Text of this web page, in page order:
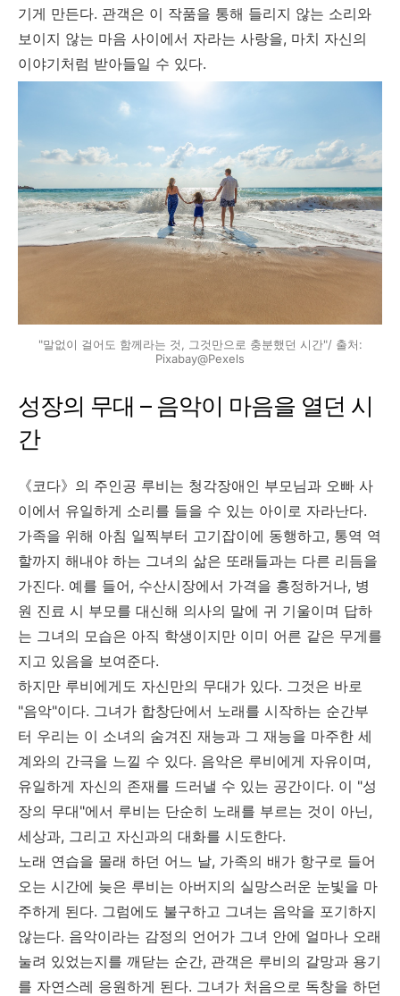
기게 만든다. 관객은 이 작품을 통해 들리지 않는 소리와
보이지 않는 마음 사이에서 자라는 사랑을, 마치 자신의
이야기처럼 받아들일 수 있다.
"말없이 걸어도 함께라는 것, 그것만으로 충분했던 시간"/ 출처:
Pixabay@Pexels
성장의 무대 – 음악이 마음을 열던 시
간
《코다》의 주인공 루비는 청각장애인 부모님과 오빠 사
이에서 유일하게 소리를 들을 수 있는 아이로 자라난다.
가족을 위해 아침 일찍부터 고기잡이에 동행하고, 통역 역
할까지 해내야 하는 그녀의 삶은 또래들과는 다른 리듬을
가진다. 예를 들어, 수산시장에서 가격을 흥정하거나, 병
원 진료 시 부모를 대신해 의사의 말에 귀 기울이며 답하
는 그녀의 모습은 아직 학생이지만 이미 어른 같은 무게를
지고 있음을 보여준다.
하지만 루비에게도 자신만의 무대가 있다. 그것은 바로
"음악"이다. 그녀가 합창단에서 노래를 시작하는 순간부
터 우리는 이 소녀의 숨겨진 재능과 그 재능을 마주한 세
계와의 간극을 느낄 수 있다. 음악은 루비에게 자유이며,
유일하게 자신의 존재를 드러낼 수 있는 공간이다. 이 "성
장의 무대"에서 루비는 단순히 노래를 부르는 것이 아닌,
세상과, 그리고 자신과의 대화를 시도한다.
노래 연습을 몰래 하던 어느 날, 가족의 배가 항구로 들어
오는 시간에 늦은 루비는 아버지의 실망스러운 눈빛을 마
주하게 된다. 그럼에도 불구하고 그녀는 음악을 포기하지
않는다. 음악이라는 감정의 언어가 그녀 안에 얼마나 오래
눌려 있었는지를 깨닫는 순간, 관객은 루비의 갈망과 용기
를 자연스레 응원하게 된다. 그녀가 처음으로 독창을 하던